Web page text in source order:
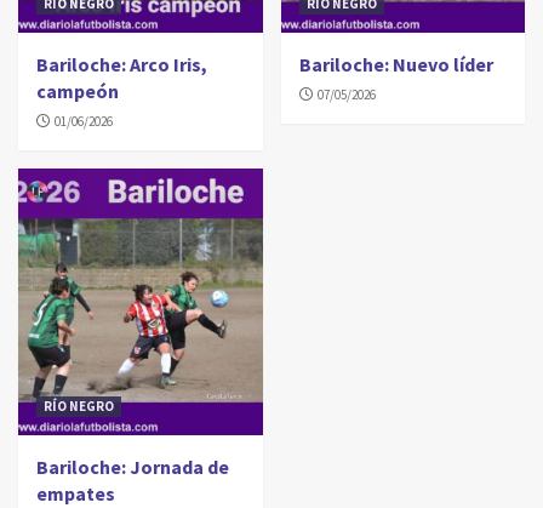
RÍO NEGRO
Bariloche: Arco Iris,
campeón
01/06/2026
RÍO NEGRO
Bariloche: Nuevo líder
07/05/2026
RÍO NEGRO
Bariloche: Jornada de
empates